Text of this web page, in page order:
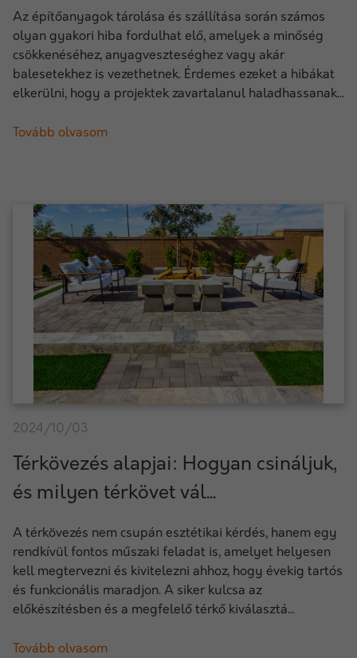
Az építőanyagok tárolása és szállítása során számos
olyan gyakori hiba fordulhat elő, amelyek a minőség
csökkenéséhez, anyagveszteséghez vagy akár
balesetekhez is vezethetnek. Érdemes ezeket a hibákat
elkerülni, hogy a projektek zavartalanul haladhassanak...
Tovább olvasom
2024/10/03
Térkövezés alapjai: Hogyan csináljuk,
és milyen térkövet vál...
A térkövezés nem csupán esztétikai kérdés, hanem egy
rendkívül fontos műszaki feladat is, amelyet helyesen
kell megtervezni és kivitelezni ahhoz, hogy évekig tartós
és funkcionális maradjon. A siker kulcsa az
előkészítésben és a megfelelő térkő kiválasztá...
Tovább olvasom